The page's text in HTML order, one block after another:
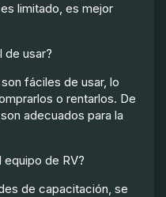
limitado, es mejor
de usar?
fáciles de usar, lo
o rentarlos. De
adecuados para la
equipo de RV?
de capacitación, se